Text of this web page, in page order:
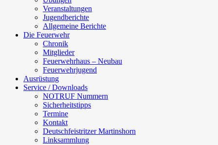
Veranstaltungen
Jugendberichte
Allgemeine Berichte
Die Feuerwehr
Chronik
Mitglieder
Feuerwehrhaus – Neubau
Feuerwehrjugend
Ausrüstung
Service / Downloads
NOTRUF Nummern
Sicherheitstipps
Termine
Kontakt
Deutschfeistritzer Martinshorn
Linksammlung